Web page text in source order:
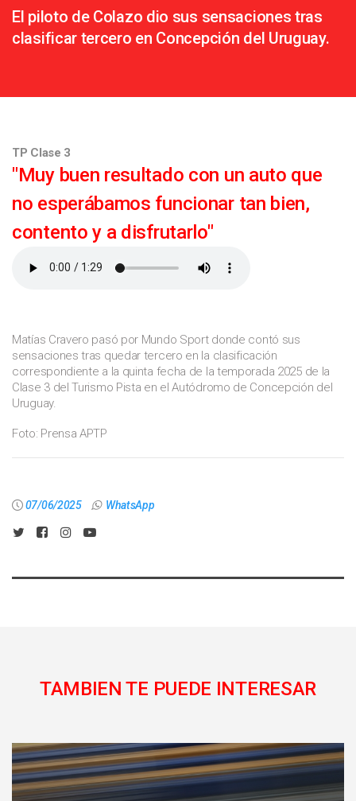
El piloto de Colazo dio sus sensaciones tras
clasificar tercero en Concepción del Uruguay.
TP Clase 3
"Muy buen resultado con un auto que
no esperábamos funcionar tan bien,
contento y a disfrutarlo"
Matías Cravero pasó por Mundo Sport donde contó sus
sensaciones tras quedar tercero en la clasificación
correspondiente a la quinta fecha de la temporada 2025 de la
Clase 3 del Turismo Pista en el Autódromo de Concepción del
Uruguay.
Foto: Prensa APTP
07/06/2025 WhatsApp
TAMBIEN TE PUEDE INTERESAR